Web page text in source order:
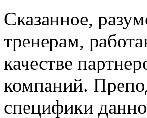
Сказанное,
тренерам,
качестве
компаний.
специфики